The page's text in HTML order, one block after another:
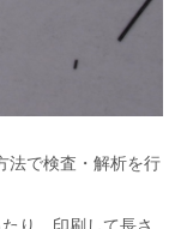
法で検査・解析を行